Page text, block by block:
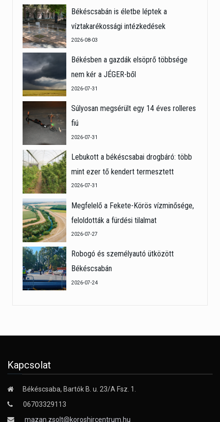
Békéscsabán is életbe léptek a
víztakarékossági intézkedések
2026-08-03
Békésben a gazdák elsöprő többsége
nem kér a JÉGER-ből
2026-07-31
Súlyosan megsérült egy 14 éves rolleres
fiú
2026-07-31
Lebukott a békéscsabai drogbáró: több
mint ezer tő kendert termesztett
2026-07-31
Megfelelő a Fekete-Körös vízminősége,
feloldották a fürdési tilalmat
2026-07-27
Robogó és személyautó ütközött
Békéscsabán
2026-07-24
Kapcsolat
Békéscsaba, Bartók B. u. 23/A Fsz. 1.
06703329113
mazan.zsolt@koroshircentrum.hu